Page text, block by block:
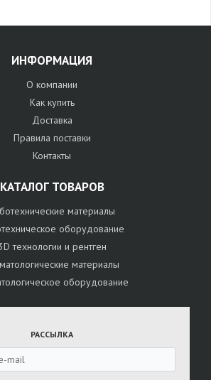
ИНФОРМАЦИЯ
О компании
Как купить
Доставка
Правила поставки
Контакты
КАТАЛОГ ТОВАРОВ
материалы
оборудование
технологии и рентген
материалы
оборудование
РАССЫЛКА